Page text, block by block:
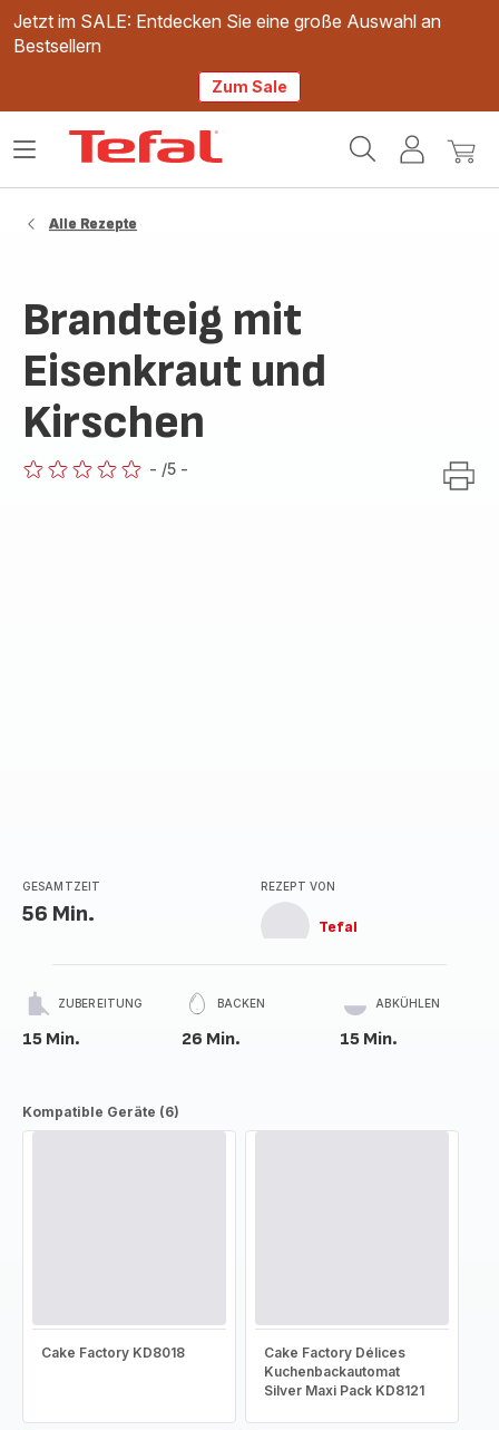
Jetzt im SALE: Entdecken Sie eine große Auswahl an
Bestsellern
Zum Sale
Mein
Mein
Das
Alle Rezepte
Brandteig mit
Eisenkraut und
Kirschen
- /5 -
GESAMTZEIT
56 Min.
REZEPT VON
Tefal
ZUBEREITUNG
15 Min.
BACKEN
26 Min.
ABKÜHLEN
15 Min.
Kompatible Geräte (6)
Cake Factory KD8018
Cake Factory Délices
Kuchenbackautomat
Silver Maxi Pack KD8121